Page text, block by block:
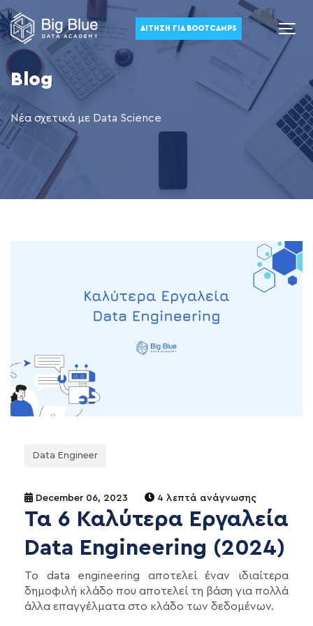
ΑΊΤΗΣΗ ΓΙΑ BOOTCAMPS
Blog
Νέα σχετικά με Data Science
Data Engineer
December 06, 2023 4 λεπτά ανάγνωσης
Τα 6 Καλύτερα Εργαλεία
Data Engineering (2024)
Το data engineering αποτελεί έναν ιδιαίτερα
δημοφιλή κλάδο που αποτελεί τη βάση για πολλά
άλλα επαγγέλματα στο κλάδο των δεδομένων.